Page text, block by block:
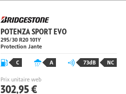
POTENZA SPORT EVO
295/30 R20101Y
C A 73dB NC
Prix unitaire web